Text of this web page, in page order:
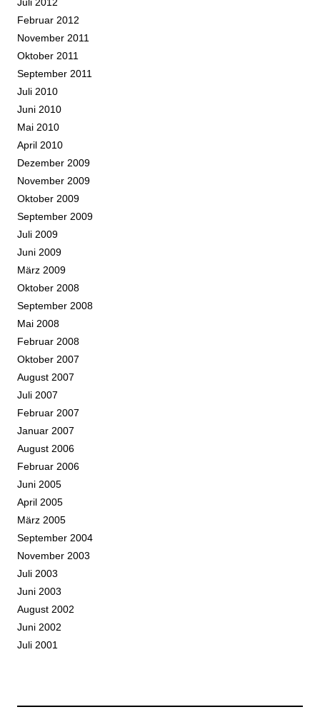
Juli 2012
Februar 2012
November 2011
Oktober 2011
September 2011
Juli 2010
Juni 2010
Mai 2010
April 2010
Dezember 2009
November 2009
Oktober 2009
September 2009
Juli 2009
Juni 2009
März 2009
Oktober 2008
September 2008
Mai 2008
Februar 2008
Oktober 2007
August 2007
Juli 2007
Februar 2007
Januar 2007
August 2006
Februar 2006
Juni 2005
April 2005
März 2005
September 2004
November 2003
Juli 2003
Juni 2003
August 2002
Juni 2002
Juli 2001